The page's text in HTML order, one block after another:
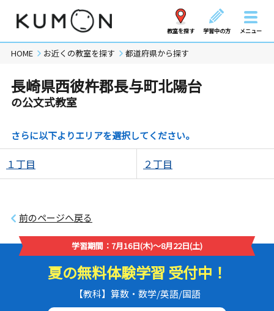
教室を探す 学習中の方 メニュー
HOME お近くの教室を探す 都道府県から探す
長崎県西彼杵郡長与町北陽台
の公文式教室
さらに以下よりエリアを選択してください。
１丁目 ２丁目
前のページへ戻る
学習期間：7月16日(木)～8月22日(土)
夏の無料体験学習 受付中！
【教科】算数・数学/英語/国語